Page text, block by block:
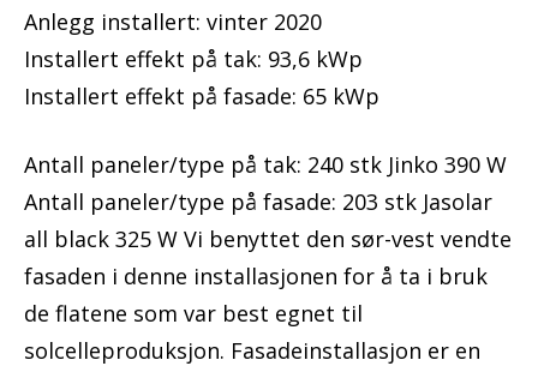
Anlegg installert: vinter 2020
Installert effekt på tak: 93,6 kWp
Installert effekt på fasade: 65 kWp
Antall paneler/type på tak: 240 stk Jinko 390 W
Antall paneler/type på fasade: 203 stk Jasolar
all black 325 W Vi benyttet den sør-vest vendte
fasaden i denne installasjonen for å ta i bruk
de flatene som var best egnet til
solcelleproduksjon. Fasadeinstallasjon er en